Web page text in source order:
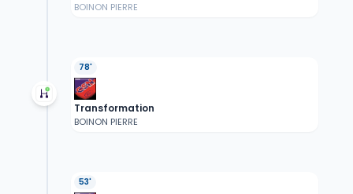
BOINON PIERRE
78'
Transformation
BOINON PIERRE
53'